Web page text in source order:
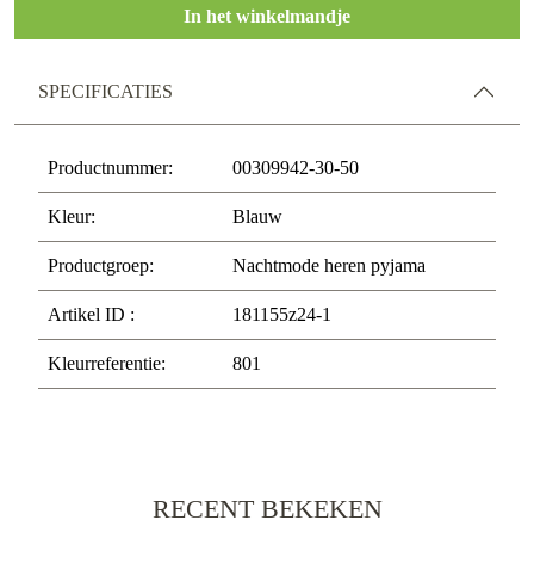
In het winkelmandje
SPECIFICATIES
Productnummer: 00309942-30-50
Kleur: Blauw
Productgroep: Nachtmode heren pyjama
Artikel ID : 181155z24-1
Kleurreferentie: 801
RECENT BEKEKEN